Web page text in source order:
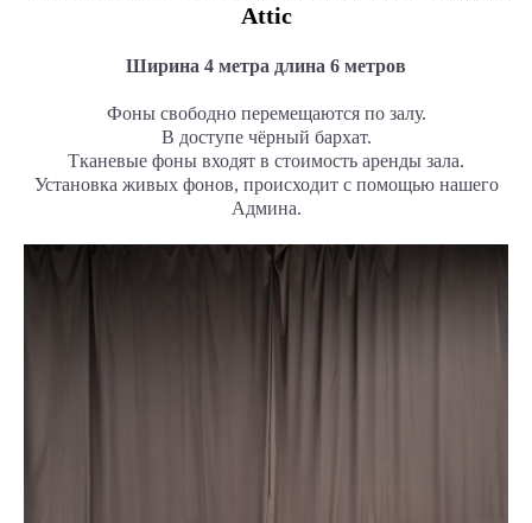
Attic
Ширина 4 метра длина 6 метров
Фоны свободно перемещаются по залу.
В доступе чёрный бархат.
Тканевые фоны входят в стоимость аренды зала.
Установка живых фонов, происходит с помощью нашего
Админа.